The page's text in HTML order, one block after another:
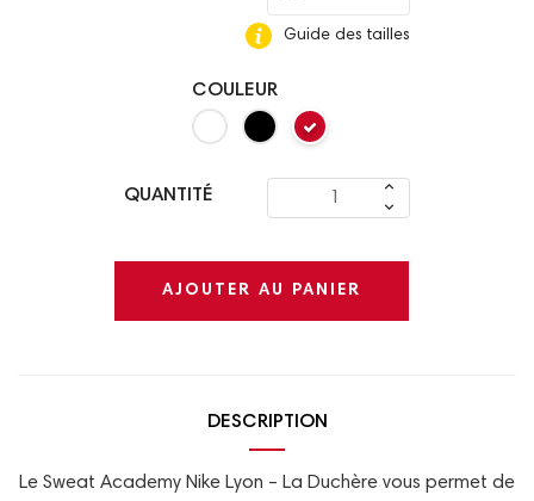
Guide des tailles
COULEUR
QUANTITÉ
AJOUTER AU PANIER
DESCRIPTION
Le Sweat Academy Nike Lyon – La Duchère vous permet de